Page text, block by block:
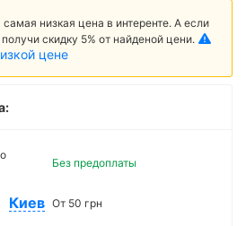
низкая цена в интеренте. А если
скидку 5% от найденой цени.
цене
Без предоплаты
Киев От 50 грн